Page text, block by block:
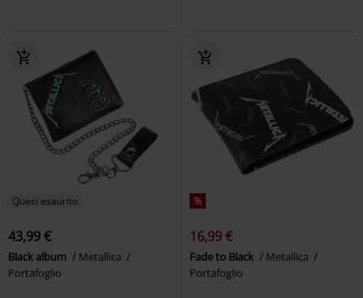
Quasi esaurito
43,99 €
Black album
Metallica
Portafoglio
%
16,99 €
Fade to Black
Metallica
Portafoglio